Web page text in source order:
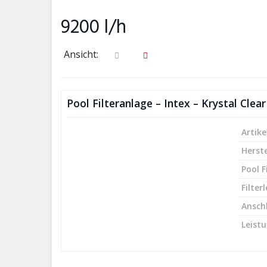
9200 l/h
Ansicht:
Pool Filteranlage – Intex – Krystal Clear
Pool